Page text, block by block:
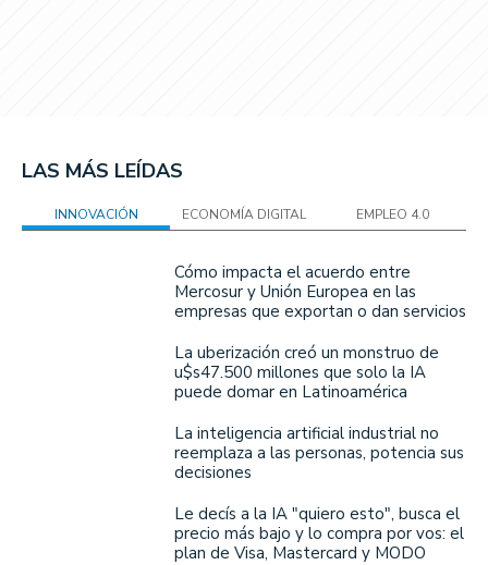
LAS MÁS LEÍDAS
INNOVACIÓN ECONOMÍA DIGITAL EMPLEO 4.0
Cómo impacta el acuerdo entre
Mercosur y Unión Europea en las
empresas que exportan o dan servicios
La uberización creó un monstruo de
u$s47.500 millones que solo la IA
puede domar en Latinoamérica
La inteligencia artificial industrial no
reemplaza a las personas, potencia sus
decisiones
Le decís a la IA "quiero esto", busca el
precio más bajo y lo compra por vos: el
plan de Visa, Mastercard y MODO